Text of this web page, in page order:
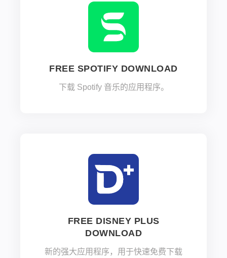
FREE SPOTIFY DOWNLOAD
下载 Spotify 音乐的应用程序。
FREE DISNEY PLUS
DOWNLOAD
新的强大应用程序，用于快速免费下载